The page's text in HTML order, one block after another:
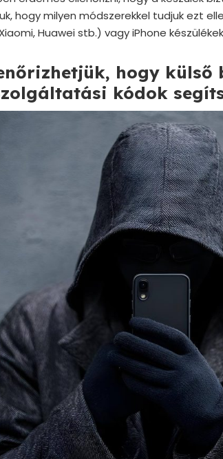
hogy milyen módszerekkel tudjuk ezt
Huawei stb.) vagy iPhone
hogy
kódok